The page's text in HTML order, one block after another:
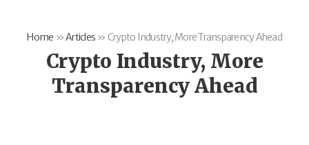
Home »Articles » Crypto Industry, More Transparency Ahead
Crypto Industry, More
Transparency Ahead